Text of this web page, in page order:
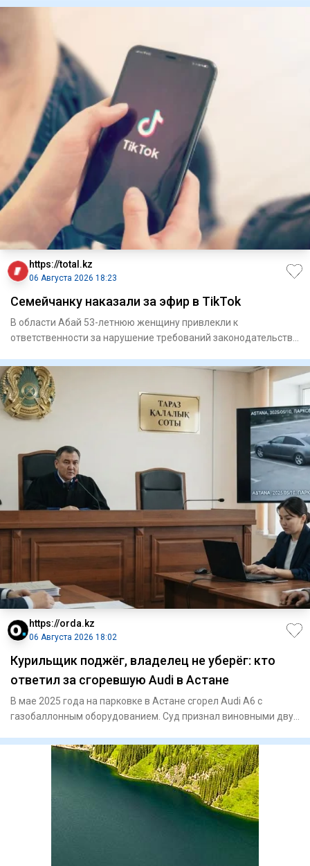
https://total.kz
06 Августа 2026 18:23
Семейчанку наказали за эфир в TikTok
В области Абай 53-летнюю женщину привлекли к
ответственности за нарушение требований законодательства
https://orda.kz
06 Августа 2026 18:02
Курильщик поджёг, владелец не уберёг: кто
ответил за сгоревшую Audi в Астане
В мае 2025 года на парковке в Астане сгорел Audi A6 с
газобаллонным оборудованием. Суд признал виновными двух